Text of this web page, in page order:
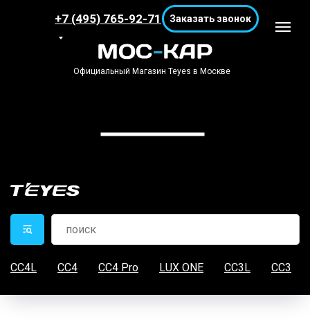
Официальный Магазин Teyes в Москве
+7 (495) 765-92-71 Заказать звонок
CC4L CC4 CC4 Pro LUX ONE CC3L CC3